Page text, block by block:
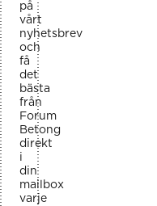
på
vårt
nyhetsbrev
och
få
det
bästa
från
Forum
Betong
direkt
i
din
mailbox
varje